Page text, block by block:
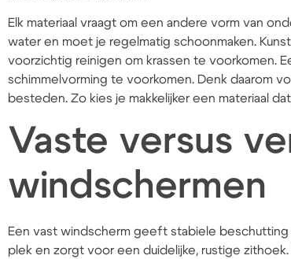
Elk materiaal vraagt om een andere vorm van
water en moet je regelmatig schoonmaken.
voorzichtig reinigen om krassen te voorkomen.
schimmelvorming te voorkomen. Denk daarom
besteden. Zo kies je makkelijker een materiaal
Vaste versus
windschermen
Een vast windscherm geeft stabiele
plek en zorgt voor een duidelijke, rustige